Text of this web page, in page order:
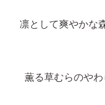
凛として爽やかな
薫る草むらのやわ